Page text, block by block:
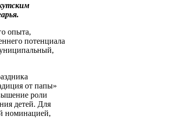
опыта,
потенциала
от папы»
роли
детей. Для
номинацией,